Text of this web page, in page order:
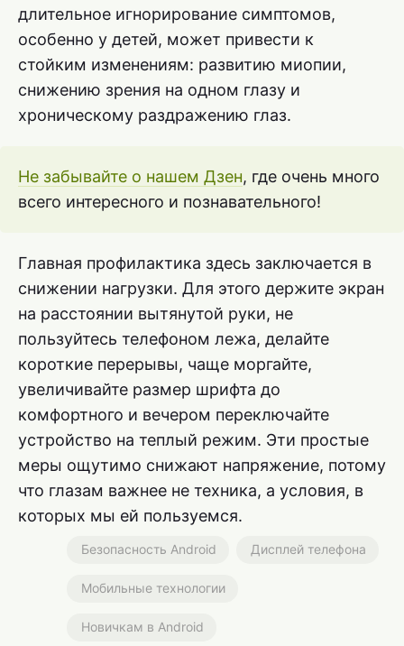
длительное игнорирование симптомов,
особенно у детей, может привести к
стойким изменениям: развитию миопии,
снижению зрения на одном глазу и
хроническому раздражению глаз.
Не забывайте о нашем Дзен, где очень много
всего интересного и познавательного!
Главная профилактика здесь заключается в
снижении нагрузки. Для этого держите экран
на расстоянии вытянутой руки, не
пользуйтесь телефоном лежа, делайте
короткие перерывы, чаще моргайте,
увеличивайте размер шрифта до
комфортного и вечером переключайте
устройство на теплый режим. Эти простые
меры ощутимо снижают напряжение, потому
что глазам важнее не техника, а условия, в
которых мы ей пользуемся.
Безопасность Android Дисплей телефона
Мобильные технологии
Новичкам в Android